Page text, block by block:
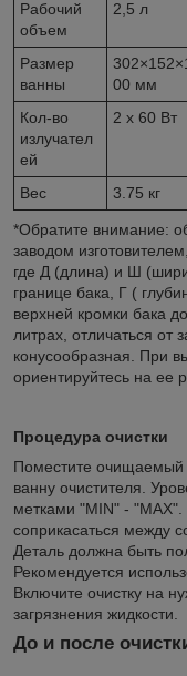
Рабочий
объем
2,5 л
Размер
ванны
00 мм
Кол-во
излучател
ей
2 x 60 Вт
Вес 3.75 кг
*Обратите внимание:
заводом
где Д (длина) и Ш
границе бака, Г (
верхней кромки бака
литрах, отличаться от
конусообразная. При
ориентируйтесь на ее
Процедура очистки
Поместите очищаемый
ванну очистителя.
метками "MIN" -
соприкасаться между
Деталь должна быть
Рекомендуется
Включите очистку на
загрязнения жидкости.
До и после